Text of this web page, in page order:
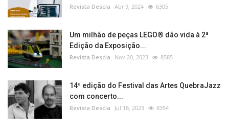
Revista Descla Abr 9, 2024 6305
Um milhão de peças LEGO® dão vida à 2ª
Edição da Exposição...
Revista Descla Nov 20, 2023 8585
14ª edição do Festival das Artes QuebraJazz
com concerto...
Revista Descla Jul 18, 2023 8354